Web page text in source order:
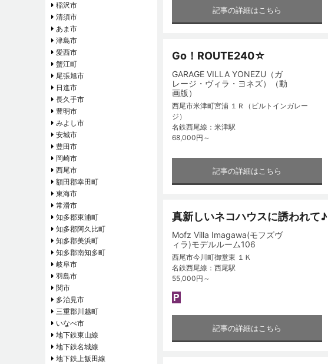
記事の詳細はこちら
Go！ROUTE240☆
GARAGE VILLA YONEZU（ガ
レージ・ヴィラ・ヨネズ）（動
画版）
西尾市米津町宮浦 １Ｒ（ビルトインガレー
ジ）
名鉄西尾線：米津駅
68,000円～
記事の詳細はこちら
真新しいネコハウスに誘われて♪
Mofz Villa Imagawa(モフズヴ
ィラ)モデルルーム106
西尾市今川町御堂東 １Ｋ
名鉄西尾線：西尾駅
55,000円～
記事の詳細はこちら
稲沢市
清須市
あま市
津島市
愛西市
蟹江町
尾張旭市
日進市
長久手市
豊明市
みよし市
安城市
豊田市
岡崎市
西尾市
額田郡幸田町
東海市
常滑市
知多郡東浦町
知多郡阿久比町
知多郡美浜町
知多郡南知多町
岐阜市
羽島市
関市
多治見市
三重郡川越町
いなべ市
地下鉄東山線
地下鉄名城線
地下鉄上飯田線